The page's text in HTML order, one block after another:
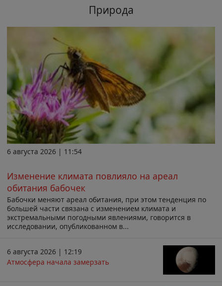
Природа
6 августа 2026 | 11:54
Изменение климата повлияло на ареал
обитания бабочек
Бабочки меняют ареал обитания, при этом тенденция по
большей части связана с изменением климата и
экстремальными погодными явлениями, говорится в
исследовании, опубликованном в...
6 августа 2026 | 12:19
Атмосфера начала замерзать